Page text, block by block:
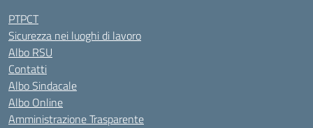
PTPCT
Sicurezza nei luoghi di lavoro
Albo RSU
Contatti
Albo Sindacale
Albo Online
Amministrazione Trasparente